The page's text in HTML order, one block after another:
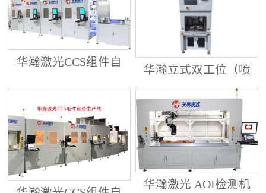
华瀚激光CCS组件自
动生产线（纵向线）
华瀚立式双工位（喷
射锡膏）激光焊锡机
华瀚激光 AOI检测机